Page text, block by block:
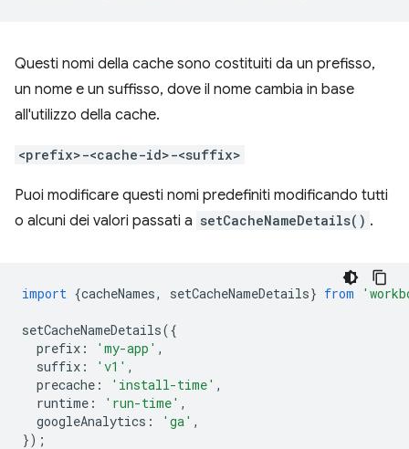
Questi nomi della cache sono costituiti da un prefisso,
un nome e un suffisso, dove il nome cambia in base
all'utilizzo della cache.
<prefix>-<cache-id>-<suffix>
Puoi modificare questi nomi predefiniti modificando tutti
o alcuni dei valori passati a setCacheNameDetails() .
import {cacheNames, setCacheNameDetails} from
setCacheNameDetails({
prefix : 'my-app' ,
suffix : 'v1' ,
precache : 'install-time' ,
runtime : 'run-time' ,
googleAnalytics : 'ga' ,
});